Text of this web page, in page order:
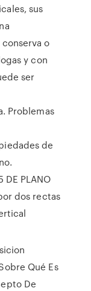
sus
o
y con
ser
Problemas
de
DE PLANO
dos rectas
Qué Es
De